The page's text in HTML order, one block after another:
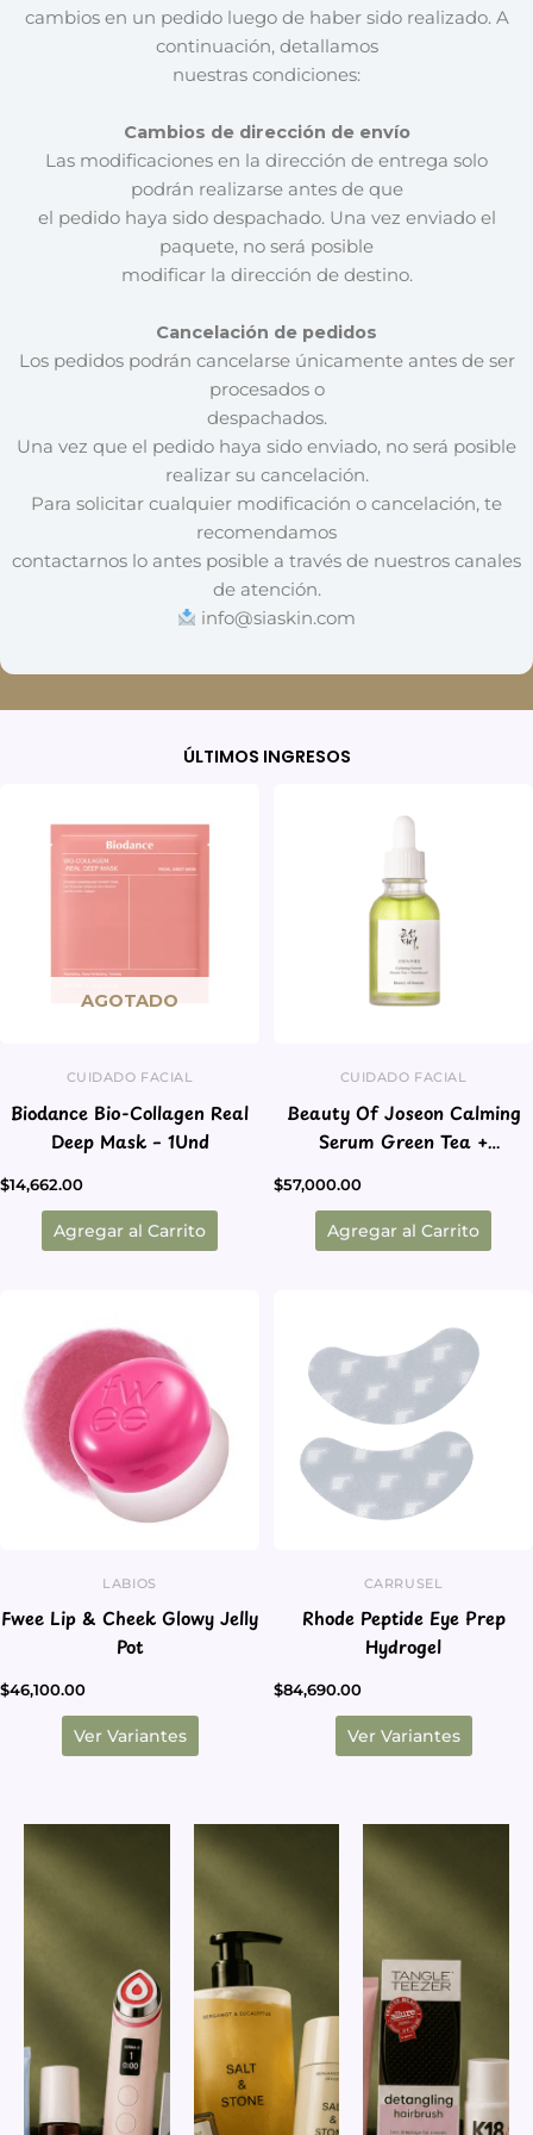
cambios en un pedido luego de haber sido realizado. A
continuación, detallamos
nuestras condiciones:
Cambios de dirección de envío
Las modificaciones en la dirección de entrega solo
podrán realizarse antes de que
el pedido haya sido despachado. Una vez enviado el
paquete, no será posible
modificar la dirección de destino.
Cancelación de pedidos
Los pedidos podrán cancelarse únicamente antes de ser
procesados o
despachados.
Una vez que el pedido haya sido enviado, no será posible
realizar su cancelación.
Para solicitar cualquier modificación o cancelación, te
recomendamos
contactarnos lo antes posible a través de nuestros canales
de atención.
info@siaskin.com
ÚLTIMOS INGRESOS
AGOTADO
CUIDADO FACIAL
Biodance Bio-Collagen Real
Deep Mask – 1Und
$14,662.00
Agregar al Carrito
CUIDADO FACIAL
Beauty Of Joseon Calming
Serum Green Tea +
$57,000.00
Agregar al Carrito
LABIOS
Fwee Lip & Cheek Glowy Jelly
Pot
$46,100.00
Ver Variantes
tiene
múltiples
variantes.
Las
opciones
se
pueden
página
de
CARRUSEL
Rhode Peptide Eye Prep
Hydrogel
$84,690.00
Ver Variantes
tiene
múltiples
variantes.
Las
opciones
pueden
página
de